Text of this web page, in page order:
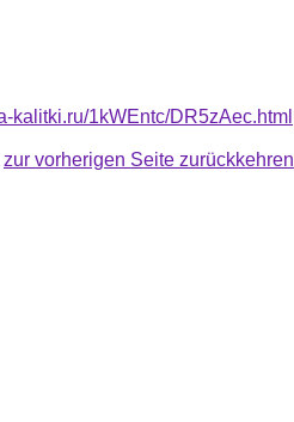
kalitki.ru/1kWEntc/DR5zAec.html
zur vorherigen Seite zurückkehren